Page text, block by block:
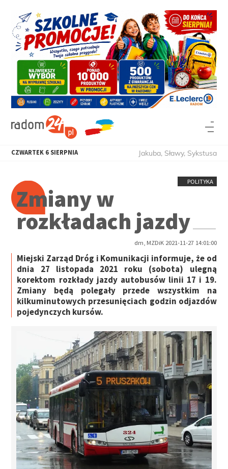
CZWARTEK 6 SIERPNIA Jakuba, Sławy, Sykstusa
POLITYKA
Zmiany w
rozkładach jazdy
dm, MZDiK 2021-11-27 14:01:00
Miejski Zarząd Dróg i Komunikacji informuje, że od
dnia 27 listopada 2021 roku (sobota) ulegną
korektom rozkłady jazdy autobusów linii 17 i 19.
Zmiany będą polegały przede wszystkim na
kilkuminutowych przesunięciach godzin odjazdów
pojedynczych kursów.